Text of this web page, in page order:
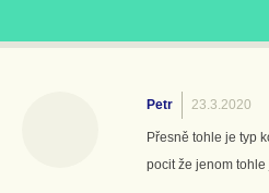
Petr 23.3.2020
Přesně tohle je typ
pocit že jenom